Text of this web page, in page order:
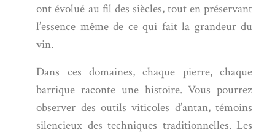
ont évolué au fil des siècles, tout en préservant
l’essence même de ce qui fait la grandeur du
vin.
Dans ces domaines, chaque pierre, chaque
barrique raconte une histoire. Vous pourrez
observer des outils viticoles d’antan, témoins
silencieux des techniques traditionnelles. Les